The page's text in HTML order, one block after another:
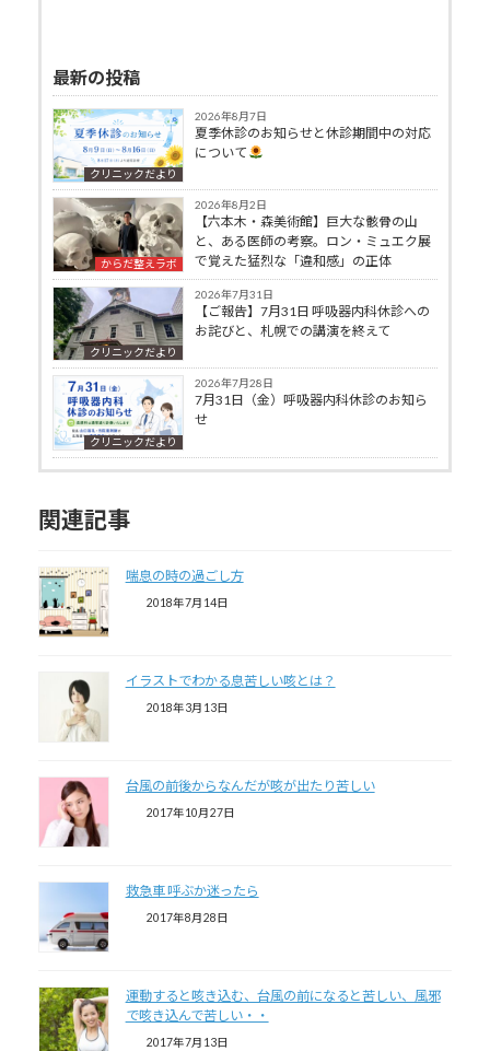
最新の投稿
クリニックだより
2026年8月7日
夏季休診のお知らせと休診期間中の対応
について
からだ整えラボ
2026年8月2日
【六本木・森美術館】巨大な骸骨の山
と、ある医師の考察。ロン・ミュエク展
で覚えた猛烈な「違和感」の正体
クリニックだより
2026年7月31日
【ご報告】7月31日 呼吸器内科休診への
お詫びと、札幌での講演を終えて
クリニックだより
2026年7月28日
7月31日（金）呼吸器内科休診のお知ら
せ
関連記事
喘息の時の過ごし方
2018年7月14日
イラストでわかる息苦しい咳とは？
2018年3月13日
台風の前後からなんだが咳が出たり苦しい
2017年10月27日
救急車 呼ぶか迷ったら
2017年8月28日
運動すると咳き込む、台風の前になると苦しい、風邪
で咳き込んで苦しい・・
2017年7月13日